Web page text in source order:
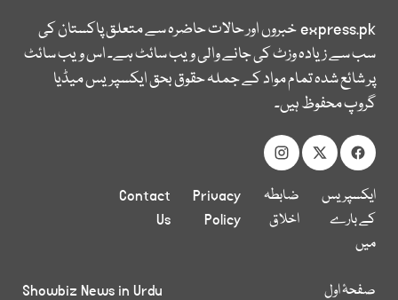
express.pkخبروں اور حالات حاضرہ سے متعلق پاکستان کی
سب سے زیادہ وزٹ کی جانے والی ویب سائٹ ہے۔ اس ویب سائٹ
پر شائع شدہ تمام مواد کے جملہ حقوق بحق ایکسپریس میڈیا
گروپ محفوظ ہیں۔
ایکسپریس
کے بارے
میں
ضابطہ
اخلاق
Privacy
Policy
Contact
Us
صفحۂ اول
Showbiz News in Urdu